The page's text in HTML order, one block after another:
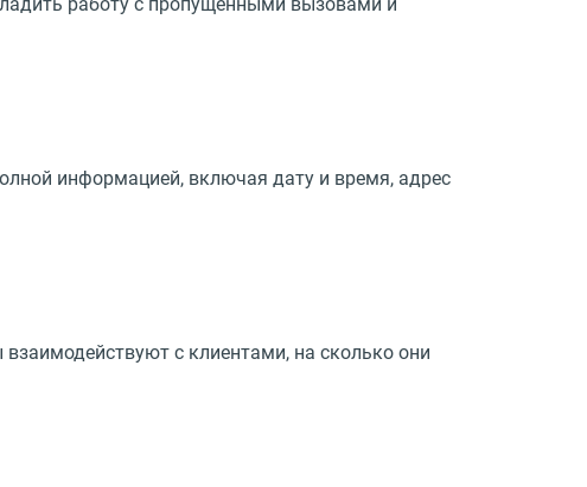
работу с пропущенными вызовами и
информацией, включая дату и время, адрес
с клиентами, на сколько они